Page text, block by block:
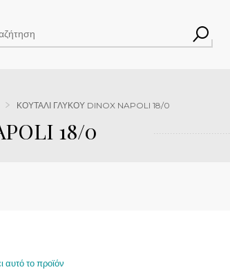
ΚΟΥΤΑΛΙ ΓΛΥΚΟΥ DINOX NAPOLI 18/0
18/0
αυτό το προϊόν